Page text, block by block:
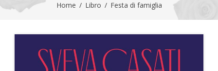
Home / Libro / Festa di famiglia